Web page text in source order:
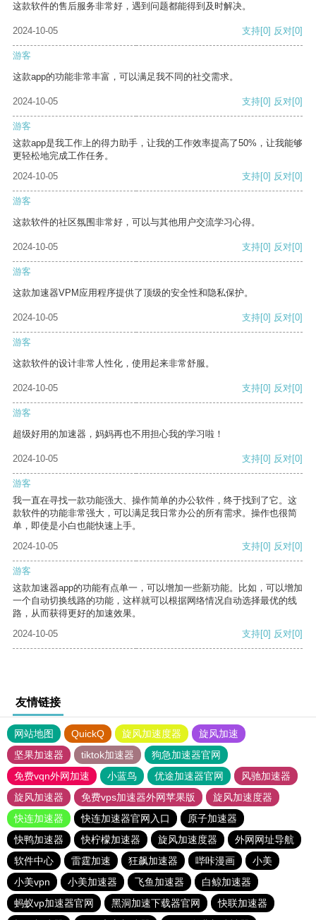
这款软件的售后服务非常好，遇到问题都能得到及时解决。
2024-10-05 支持[0] 反对[0]
游客
这款app的功能非常丰富，可以满足我不同的社交需求。
2024-10-05 支持[0] 反对[0]
游客
这款app是我工作上的得力助手，让我的工作效率提高了50%，让我能够
更轻松地完成工作任务。
2024-10-05
支持[0] 反对[0]
游客
这款软件的社区氛围非常好，可以与其他用户交流学习心得。
2024-10-05 支持[0] 反对[0]
游客
这款加速器VPM应用程序提供了顶级的安全性和隐私保护。
2024-10-05 支持[0] 反对[0]
游客
这款软件的设计非常人性化，使用起来非常舒服。
2024-10-05 支持[0] 反对[0]
游客
超级好用的加速器，妈妈再也不用担心我的学习啦！
2024-10-05 支持[0] 反对[0]
游客
我一直在寻找一款功能强大、操作简单的办公软件，终于找到了它。这
款软件的功能非常强大，可以满足我日常办公的所有需求。操作也很简
单，即使是小白也能快速上手。
2024-10-05
支持[0] 反对[0]
游客
这款加速器app的功能有点单一，可以增加一些新功能。比如，可以增加
一个自动切换线路的功能，这样就可以根据网络情况自动选择最优的线
路，从而获得更好的加速效果。
2024-10-05
支持[0] 反对[0]
友情链接
网站地图 QuickQ 旋风加速度器
旋风加速
坚果加速器
tiktok加速器
狗急加速器官网
免费vqn外网加速
小蓝鸟 优途加速器官网
风驰加速器
旋风加速器
免费vps加速器外网苹果版
旋风加速度器
快连加速器
快连加速器官网入口
原子加速器
快鸭加速器
快柠檬加速器 旋风加速度器
外网网址导航
软件中心
雷霆加速 狂飙加速器 哔咔漫画
小美
小美vpn
小美加速器 飞鱼加速器
白鲸加速器
蚂蚁vp加速器官网
黑洞加速下载器官网
快联加速器